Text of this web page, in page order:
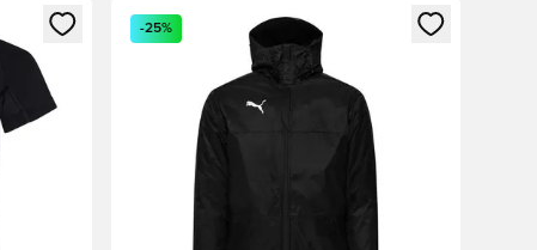
eller tilmelde dig som medlem
Åbner en Modal til at logge ind eller tilmelde dig
-25%